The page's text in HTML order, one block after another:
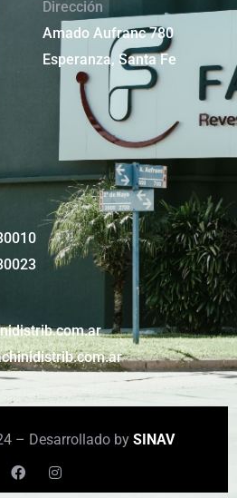
Dirección
Amado Aufranc 780
Esperanza, Santa Fe
– Desarrollado by SINAV